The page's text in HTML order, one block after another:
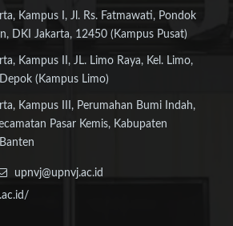
Kampus I, Jl. Rs. Fatmawati, Pondok
DKI Jakarta, 12450 (Kampus Pusat)
Kampus II, JL. Limo Raya, Kel. Limo,
(Kampus Limo)
Kampus III, Perumahan Bumi Indah,
Pasar Kemis, Kabupaten
upnvj@upnvj.ac.id